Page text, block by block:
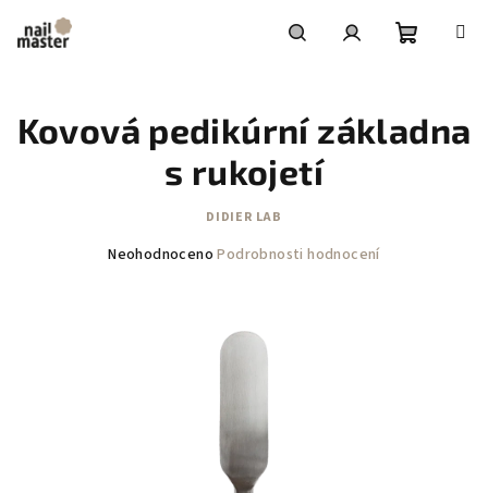
obsah
košík
Kovová pedikúrní základna
s rukojetí
DIDIER LAB
Průměrné
Neohodnoceno Podrobnosti hodnocení